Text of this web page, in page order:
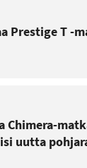
Prestige T -
Chimera-
uutta